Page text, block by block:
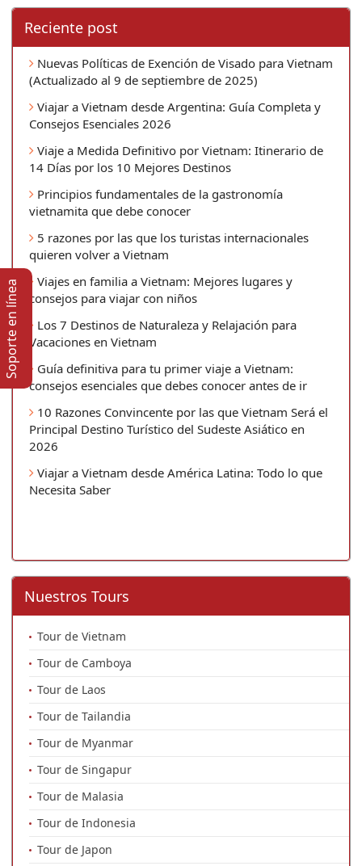
Reciente post
Nuevas Políticas de Exención de Visado para Vietnam
(Actualizado al 9 de septiembre de 2025)
Viajar a Vietnam desde Argentina: Guía Completa y
Consejos Esenciales 2026
Viaje a Medida Definitivo por Vietnam: Itinerario de
14 Días por los 10 Mejores Destinos
Principios fundamentales de la gastronomía
vietnamita que debe conocer
5 razones por las que los turistas internacionales
quieren volver a Vietnam
Viajes en familia a Vietnam: Mejores lugares y
consejos para viajar con niños
Los 7 Destinos de Naturaleza y Relajación para
Vacaciones en Vietnam
Guía definitiva para tu primer viaje a Vietnam:
consejos esenciales que debes conocer antes de ir
10 Razones Convincente por las que Vietnam Será el
Principal Destino Turístico del Sudeste Asiático en
2026
Viajar a Vietnam desde América Latina: Todo lo que
Necesita Saber
Nuestros Tours
Tour de Vietnam
Tour de Camboya
Tour de Laos
Tour de Tailandia
Tour de Myanmar
Tour de Singapur
Tour de Malasia
Tour de Indonesia
Tour de Japon
Soporte en lí­nea